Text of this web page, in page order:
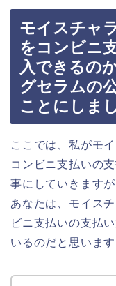
モイスチャ
をコンビニ
入できるの
グセラムの
ことにしま
ここでは、私がモ
コンビニ支払いの
事にしていきます
あなたは、モイス
ビニ支払いの支払
いるのだと思いま